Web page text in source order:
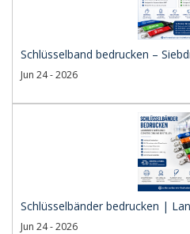
Schlüsselband bedrucken –
Jun 24 - 2026
Schlüsselbänder bedrucken |
Jun 24 - 2026